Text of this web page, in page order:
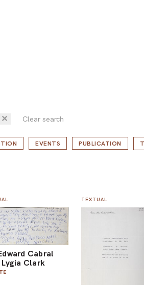
✕ Clear search
EVENTS PUBLICATION
Cabral
Lygia Clark
TEXTUAL